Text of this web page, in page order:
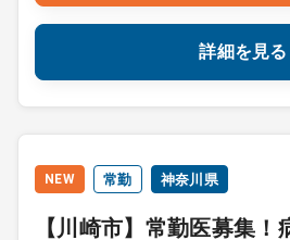
詳細を見る
NEW 常勤 神奈川県
【川崎市】常勤医募集！